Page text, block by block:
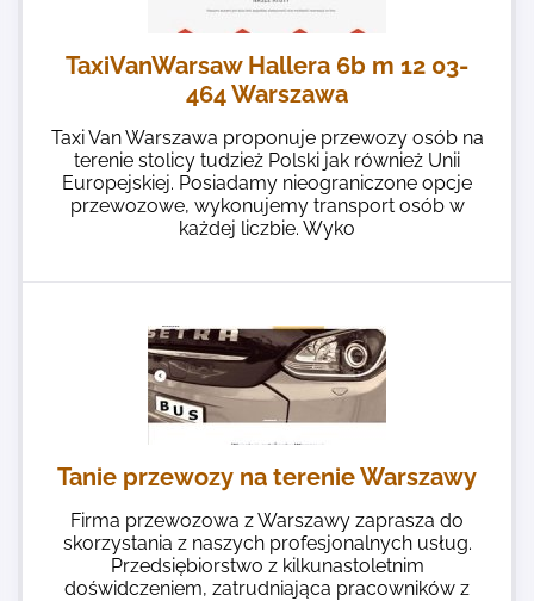
TaxiVanWarsaw Hallera 6b m 12 03-
464 Warszawa
Taxi Van Warszawa proponuje przewozy osób na
terenie stolicy tudzież Polski jak również Unii
Europejskiej. Posiadamy nieograniczone opcje
przewozowe, wykonujemy transport osób w
każdej liczbie. Wyko
Tanie przewozy na terenie Warszawy
Firma przewozowa z Warszawy zaprasza do
skorzystania z naszych profesjonalnych usług.
Przedsiębiorstwo z kilkunastoletnim
doświdczeniem, zatrudniająca pracowników z